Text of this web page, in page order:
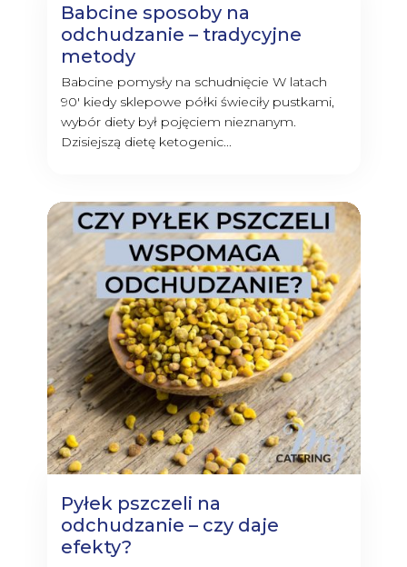
Babcine sposoby na
odchudzanie – tradycyjne
metody
Babcine pomysły na schudnięcie W latach
90' kiedy sklepowe półki świeciły pustkami,
wybór diety był pojęciem nieznanym.
Dzisiejszą dietę ketogenic...
Pyłek pszczeli na
odchudzanie – czy daje
efekty?